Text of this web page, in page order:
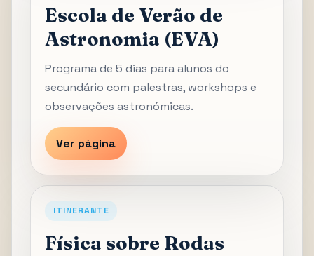
Escola de Verão de
Astronomia (EVA)
Programa de 5 dias para alunos do
secundário com palestras, workshops e
observações astronómicas.
Ver página
ITINERANTE
Física sobre Rodas